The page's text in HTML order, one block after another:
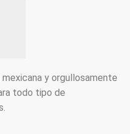
y orgullosamente
todo tipo de